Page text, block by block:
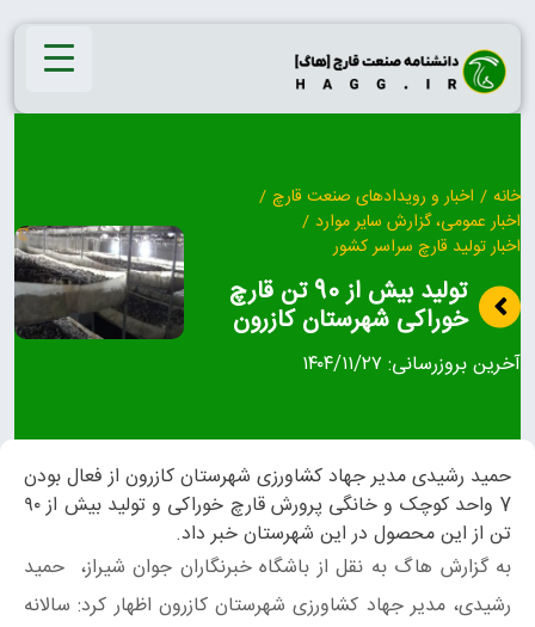
Skip
content
خانه / اخبار و رویدادهای صنعت قارچ /
اخبار عمومی، گزارش سایر موارد /
اخبار تولید قارچ سراسر کشور
تولید بیش از 90 تن قارچ
خوراکی شهرستان کازرون
آخرین بروزرسانی: ۱۴۰۴/۱۱/۲۷
حمید رشیدی مدیر جهاد کشاورزی شهرستان کازرون از فعال بودن
7 واحد کوچک و خانگی پرورش قارچ خوراکی و تولید بیش از ۹۰
تن از این محصول در این شهرستان خبر داد.
به گزارش هاگ به نقل از باشگاه خبرنگاران جوان شیراز، حمید
رشیدی، مدیر جهاد کشاورزی شهرستان کازرون اظهار کرد: سالانه